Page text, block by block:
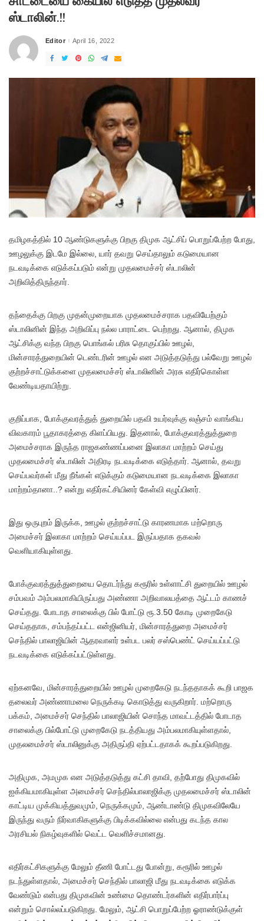
ஸ்டாலின்.!!
Posted
Editor April 16, 2022
தமிழகத்தில் 10 ஆண்டுகளுக்கு பிறகு திமுக ஆட்சிப் பொறுப்பேற்ற போது,
ஊழலுக்கு இடமே இல்லை, யார் தவறு செய்தாலும் கடுமையான
நடவடிக்கை எடுக்கப்படும் என்று முதலமைச்சர் ஸ்டாலின்
அறிவித்திருந்தார்.
தந்தைக்கு பிறகு முதன்முறையாக முதலமைச்சராக பதவியேற்கும்
ஸ்டாலினின் இந்த அறிவிப்பு நல்ல பாராட்டை பெற்றது. ஆனால், திமுக
ஆட்சிக்கு வந்த பிறகு பொங்கல் பரிசு தொகுப்பில் ஊழல்,
மின்சாரத்துறையின் டெண்டரின் ஊழல் என அடுத்தடுத்து பல்வேறு ஊழல்
குற்றச்சாட்டுக்களை முதலமைச்சர் ஸ்டாலினின் அரசு எதிர்கொள்ள
வேண்டியதாயிற்று.
குறிப்பாக, போக்குவரத்துத் துறையில் பதவி உயர்வுக்கு லஞ்சம் வாங்கிய
விவகாரம் பூதாகரத்தை கிளப்பியது. இதனால், போக்குவரத்துத்துறை
அமைச்சராக இருந்த ராஜகண்ணப்பனை இலாகா மாற்றம் செய்து
முதலமைச்சர் ஸ்டாலின் அதிரடி நடவடிக்கை எடுத்தார். ஆனால், தவறு
செய்பவர்கள் மீது நீங்கள் எடுக்கும் கடுமையான நடவடிக்கை இலாகா
மாற்றம்தானா..? என்று எதிர்கட்சியினர் கேள்வி எழுப்பினர்.
இது ஒருபுறம் இருக்க, ஊழல் குற்றச்சாட்டு காரணமாக மற்றொரு
அமைச்சர் இலாகா மாற்றம் செய்யப்பட இருப்பதாக தகவல்
வெளியாகியுள்ளது.
போக்குவரத்துத்துறையை தொடர்ந்து கரூரில் உள்ளாட்சி துறையில் ஊழல்
சம்பவம் அம்பலமாகியிருப்பது அண்ணா அறிவாலயத்தை ஆட்டம் காணச்
செய்தது. போடாத சாலைக்கு பில் போட்டு ரூ.3.50 கோடி முறைகேடு
செய்ததாக, சம்பந்தப்பட்ட என்ஜினியர், மின்சாரத்துறை அமைச்சர்
செந்தில் பாலாஜியின் ஆதரவாளர் உள்பட பலர் சஸ்பெண்ட் செய்யப்பட்டு
நடவடிக்கை எடுக்கப்பட்டுள்ளது.
ஏற்கனவே, மின்சாரத்துறையில் ஊழல் முறைகேடு நடந்ததாகக் கூறி பாஜக
தலைவர் அண்ணாமலை நெருக்கடி கொடுத்து வருகிறார். மற்றொரு
பக்கம், அமைச்சர் செந்தில் பாலாஜியின் சொந்த மாவட்டத்தில் போடாத
சாலைக்கு பில்போட்டு முறைகேடு நடத்தியது அம்பலமாகியுள்ளதால்,
முதலமைச்சர் ஸ்டாலினுக்கு அதிருப்தி ஏற்பட்டதாகக் கூறப்படுகிறது.
அதிமுக, அமமுக என அடுத்தடுத்து கட்சி தாவி, தற்போது திமுகவில்
ஐக்கியமாகியுள்ள அமைச்சர் செந்தில்பாலாஜிக்கு முதலமைச்சர் ஸ்டாலின்
காட்டிய முக்கியத்துவமும், நெருக்கமும், ஆண்டாண்டு திமுகவிலேயே
இருந்து வரும் நிர்வாகிகளுக்கு பிடிக்கவில்லை என்பது கடந்த கால
அரசியல் நிகழ்வுகளில் வெட்ட வெளிச்சமானது.
எதிர்கட்சிகளுக்கு மேலும் தீணி போட்டது போன்று, கரூரில் ஊழல்
நடந்துள்ளதால், அமைச்சர் செந்தில் பாலாஜி மீது நடவடிக்கை எடுக்க
வேண்டும் என்பது திமுகவின் உண்மை தொண்டர்களின் எதிர்பார்ப்பு
என்றும் சொல்லப்படுகிறது. மேலும், ஆட்சி பொறுப்பேற்ற ஓராண்டுக்குள்